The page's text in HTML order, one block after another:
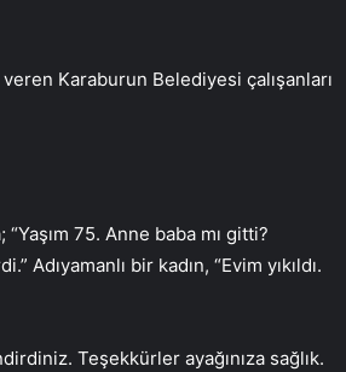
Karaburun Belediyesi çalışanları
75. Anne baba mı gitti?
Adıyamanlı bir kadın, “Evim yıkıldı.
Teşekkürler ayağınıza sağlık.